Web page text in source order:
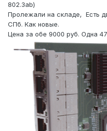
802.3ab)
Пролежали на складе, Есть
СПб. Как новые.
Цена за обе 9000 руб. Одна